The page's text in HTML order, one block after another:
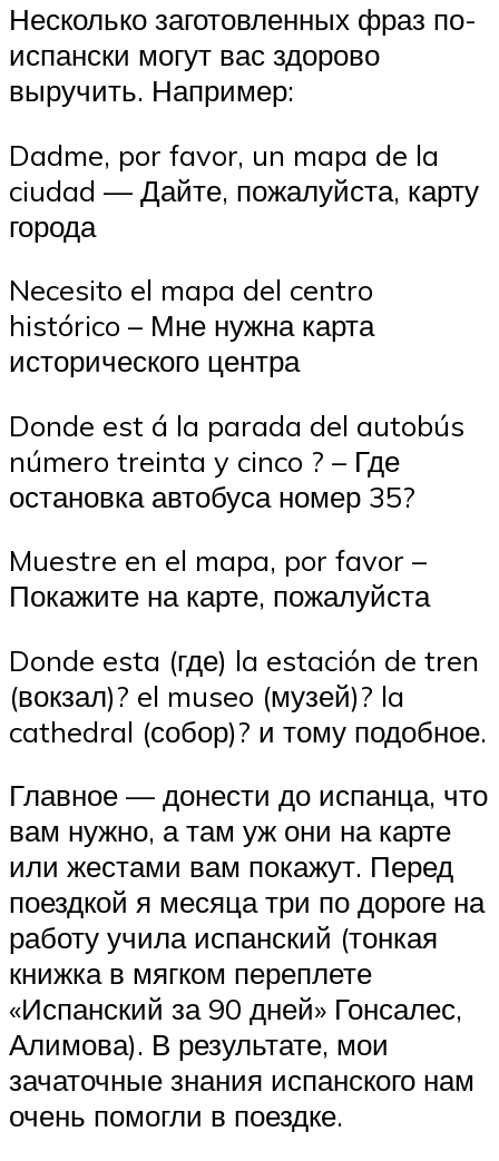
Несколько заготовленных фраз по-
испански могут вас здорово
выручить. Например:
Dadme, por favor, un mapa de la
ciudad — Дайте, пожалуйста, карту
города
Necesito el mapa del centro
histórico – Мне нужна карта
исторического центра
Donde est á la parada del autobús
número treinta y cinco ? – Где
остановка автобуса номер 35?
Muestre en el mapa, por favor –
Покажите на карте, пожалуйста
Donde esta (где) la estación de tren
(вокзал)? el museo (музей)? la
cathedral (собор)? и тому подобное.
Главное — донести до испанца, что
вам нужно, а там уж они на карте
или жестами вам покажут. Перед
поездкой я месяца три по дороге на
работу учила испанский (тонкая
книжка в мягком переплете
«Испанский за 90 дней» Гонсалес,
Алимова). В результате, мои
зачаточные знания испанского нам
очень помогли в поездке.